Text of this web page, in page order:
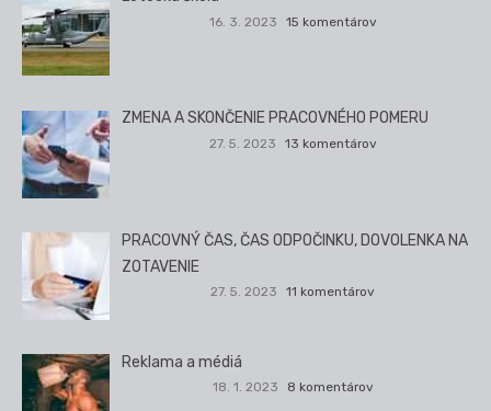
16. 3. 2023 15 komentárov
ZMENA A SKONČENIE PRACOVNÉHO POMERU
27. 5. 2023 13 komentárov
PRACOVNÝ ČAS, ČAS ODPOČINKU, DOVOLENKA NA
ZOTAVENIE
27. 5. 2023 11 komentárov
Reklama a médiá
18. 1. 2023 8 komentárov